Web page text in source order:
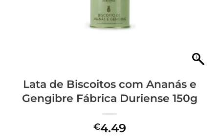
Lata de Biscoitos com Ananás e
Gengibre Fábrica Duriense 150g
€4.49